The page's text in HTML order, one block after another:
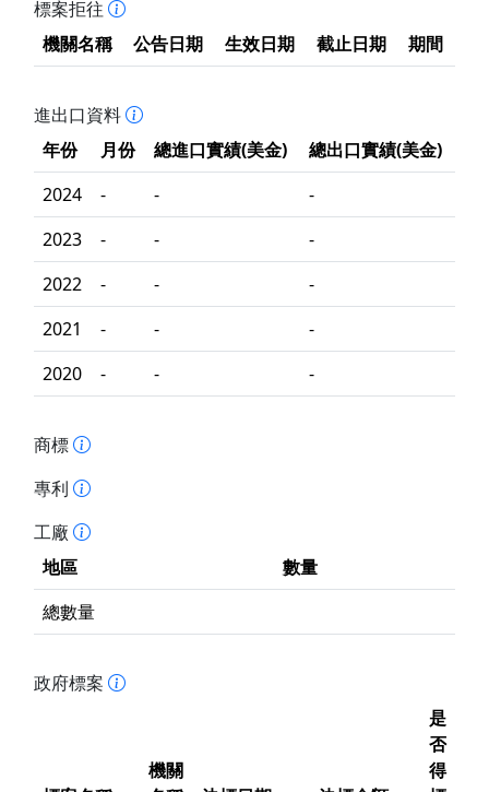
標案拒往
機關名稱
公告日期 生效日期 截止日期 期間
進出口資料
年份
月份 總進口實績(美金)
總出口實績(美金)
2024
- -
-
2023
- -
-
2022
- -
-
2021
- -
-
2020
- - -
商標
專利
工廠
地區
數量
總數量
政府標案
機關
是
否
得